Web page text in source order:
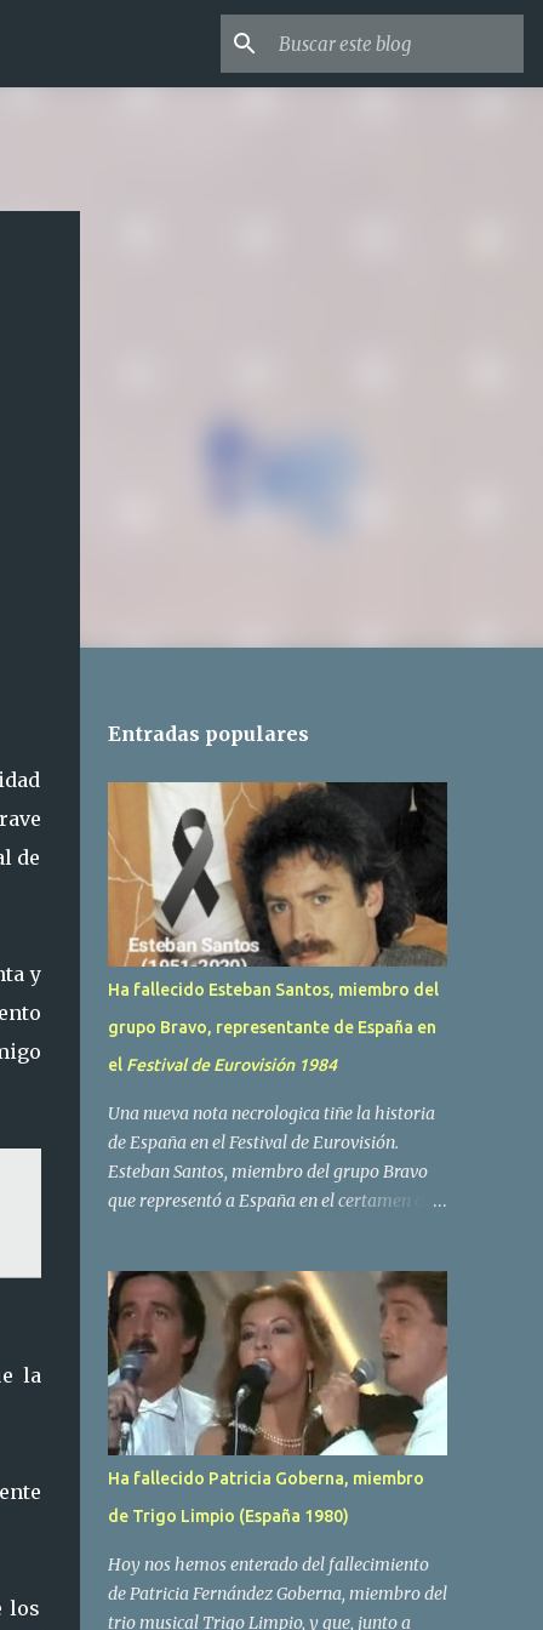
de
y
la
los
Entradas populares
Ha fallecido Esteban Santos, miembro del
grupo Bravo, representante de España en
el Festival de Eurovisión 1984
Una nueva nota necrologica tiñe la historia
de España en el Festival de Eurovisión.
Esteban Santos, miembro del grupo Bravo
que representó a España en el certamen del
su compañera y principal vocalista en la
formación musical, Amaya Saizar, la que ha
dado a conocer la noticia al publico a traves
de las redes sociales. Nacido en Tolosa en
1951, durante su epoca universitaria en la
carrera de empresariales conoció al
estudiante de medicina Luis Villar,
comenzando a actuar juntos,Santos a la
guitarra y Villar al piano, sin atreverse a dar
esto cambió gracias a la propia Amaia
Saizar, que tras su abandono de Trigo
Ha fallecido Patricia Goberna, miembro
de Trigo Limpio (España 1980)
Hoy nos hemos enterado del fallecimiento
de Patricia Fernández Goberna, miembro del
trio musical Trigo Limpio, y que, junto a